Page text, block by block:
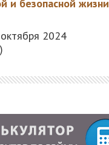
и безопасной жизни
2024